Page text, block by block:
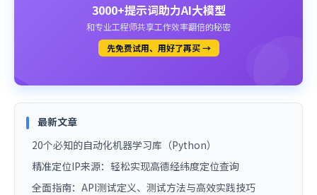
3000+提示词助力AI大模型
和专业工程师共享工作效率翻倍的秘密
先免费试用、用好了再买 →
最新文章
20个必知的自动化机器学习库（Python）
精准定位IP来源：轻松实现高德经纬度定位查询
全面指南：API测试定义、测试方法与高效实践技巧